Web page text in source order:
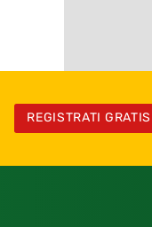
REGISTRATI GRATIS